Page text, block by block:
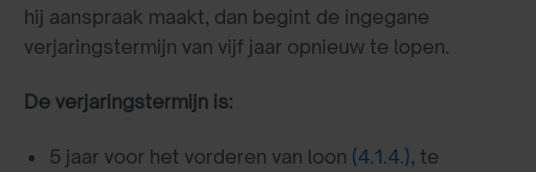
hij aanspraak maakt, dan begint de ingegane
verjaringstermijn van vijf jaar opnieuw te lopen.
De verjaringstermijn is:
5 jaar voor het vorderen van loon (4.1.4.), te